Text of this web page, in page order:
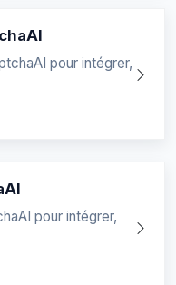
pour intégrer,
pour intégrer,